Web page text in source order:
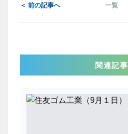
＜ 前の記事へ 一覧
関連記事